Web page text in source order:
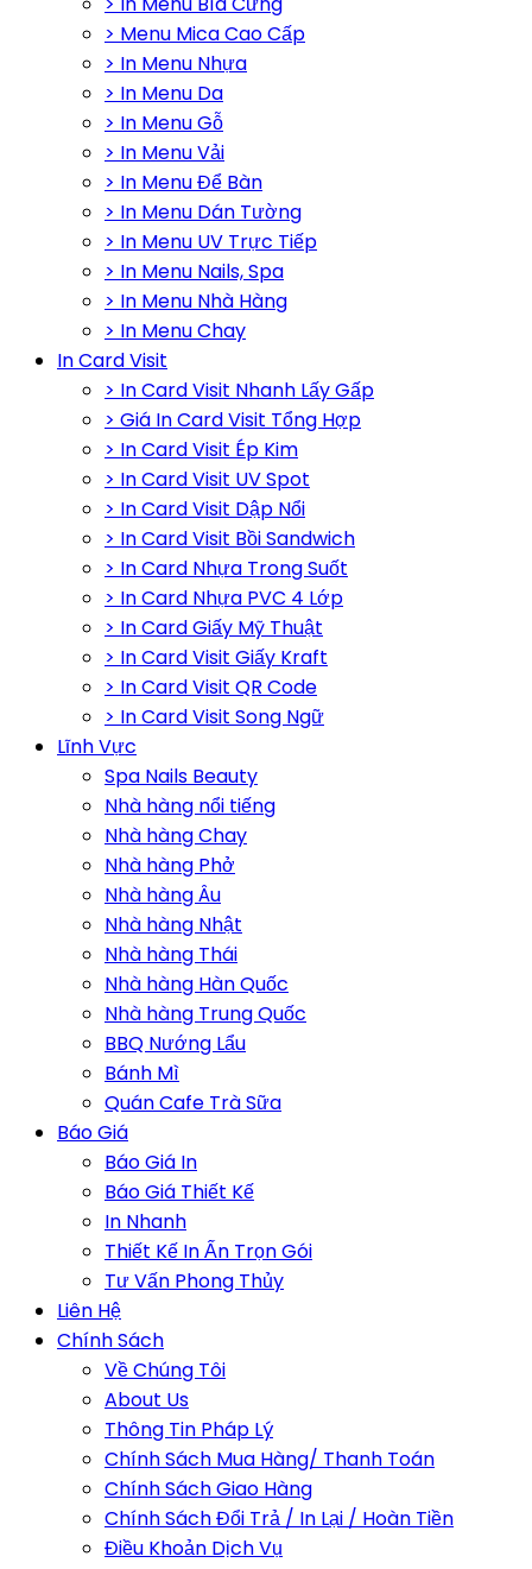
> Menu Mica Cao Cấp
> In Menu Nhựa
> In Menu Da
> In Menu Gỗ
> In Menu Vải
> In Menu Để Bàn
> In Menu Dán Tường
> In Menu UV Trực Tiếp
> In Menu Nails, Spa
> In Menu Nhà Hàng
> In Menu Chay
In Card Visit
> In Card Visit Nhanh Lấy Gấp
> Giá In Card Visit Tổng Hợp
> In Card Visit Ép Kim
> In Card Visit UV Spot
> In Card Visit Dập Nổi
> In Card Visit Bồi Sandwich
> In Card Nhựa Trong Suốt
> In Card Nhựa PVC 4 Lớp
> In Card Giấy Mỹ Thuật
> In Card Visit Giấy Kraft
> In Card Visit QR Code
> In Card Visit Song Ngữ
Lĩnh Vực
Spa Nails Beauty
Nhà hàng nổi tiếng
Nhà hàng Chay
Nhà hàng Phở
Nhà hàng Âu
Nhà hàng Nhật
Nhà hàng Thái
Nhà hàng Hàn Quốc
Nhà hàng Trung Quốc
BBQ Nướng Lẩu
Bánh Mì
Quán Cafe Trà Sữa
Báo Giá
Báo Giá In
Báo Giá Thiết Kế
In Nhanh
Thiết Kế In Ấn Trọn Gói
Tư Vấn Phong Thủy
Liên Hệ
Chính Sách
Về Chúng Tôi
About Us
Thông Tin Pháp Lý
Chính Sách Mua Hàng/ Thanh Toán
Chính Sách Giao Hàng
Chính Sách Đổi Trả / In Lại / Hoàn Tiền
Điều Khoản Dịch Vụ